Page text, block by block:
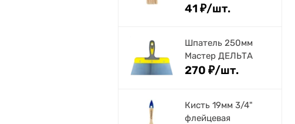
41 ₽/шт.
Шпатель 250мм
Мастер ДЕЛЬТА
270 ₽/шт.
Кисть 19мм 3/4"
флейцевая